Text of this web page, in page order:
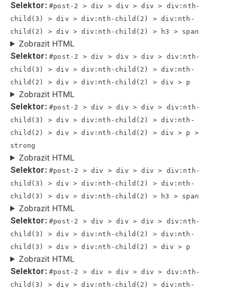
Selektor: #post-2 > div > div > div > div:nth-
child(3) > div > div:nth-child(2) > div:nth-
child(2) > div > div:nth-child(2) > h3 > span
Zobrazit HTML
Selektor: #post-2 > div > div > div > div:nth-
child(3) > div > div:nth-child(2) > div:nth-
child(2) > div > div:nth-child(2) > div > p
Zobrazit HTML
Selektor: #post-2 > div > div > div > div:nth-
child(3) > div > div:nth-child(2) > div:nth-
child(2) > div > div:nth-child(2) > div > p >
strong
Zobrazit HTML
Selektor: #post-2 > div > div > div > div:nth-
child(3) > div > div:nth-child(2) > div:nth-
child(3) > div > div:nth-child(2) > h3 > span
Zobrazit HTML
Selektor: #post-2 > div > div > div > div:nth-
child(3) > div > div:nth-child(2) > div:nth-
child(3) > div > div:nth-child(2) > div > p
Zobrazit HTML
Selektor: #post-2 > div > div > div > div:nth-
child(3) > div > div:nth-child(2) > div:nth-